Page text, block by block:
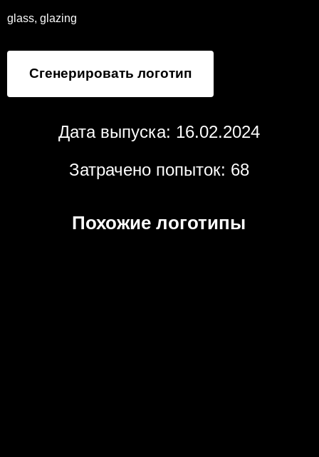
glass, glazing
Сгенерировать логотип
Дата выпуска: 16.02.2024
Затрачено попыток: 68
Похожие логотипы